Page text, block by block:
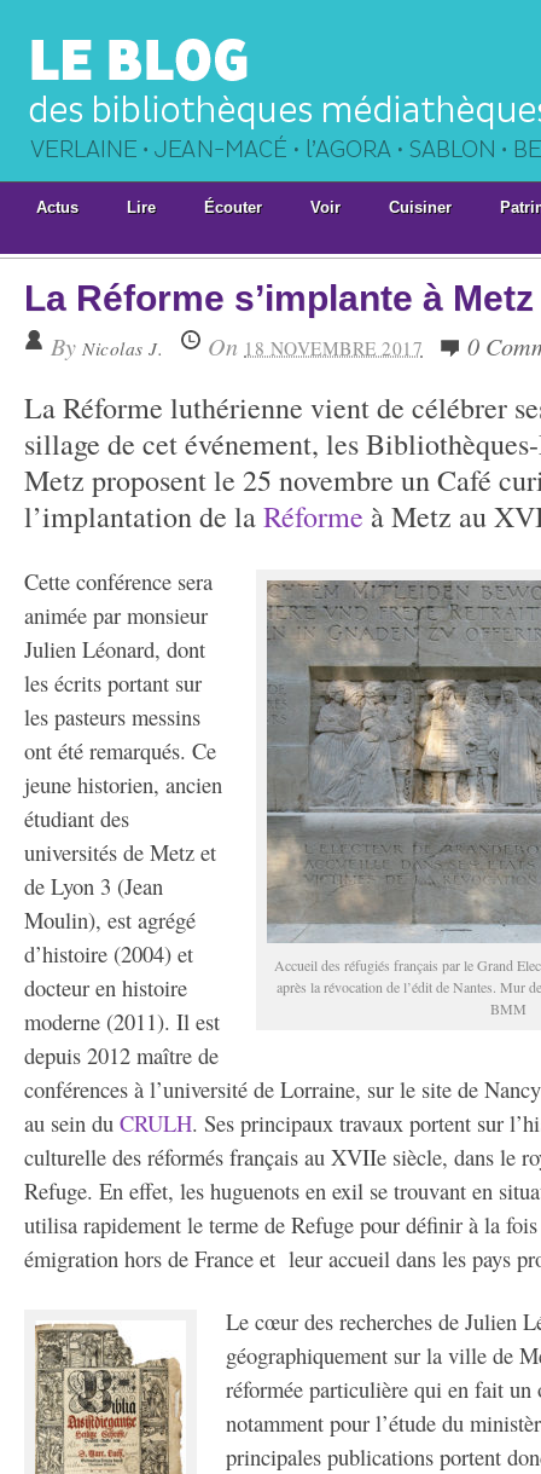
Actus Lire Écouter Voir Cuisiner
La Réforme s’implante à Metz
By Nicolas J. On 18 NOVEMBRE 2017 0
La Réforme luthérienne vient de célébrer
sillage de cet événement, les
Metz proposent le 25 novembre un Café
l’implantation de laRéforme à Metz au
Accueil des réfugiés français par le Grand
après la révocation de l’édit de Nantes. Mur
BMM
Cette conférence sera
animée par monsieur
Julien Léonard, dont
les écrits portant sur
les pasteurs messins
ont été remarqués. Ce
jeune historien, ancien
étudiant des
universités de Metz et
de Lyon 3 (Jean
Moulin), est agrégé
d’histoire (2004) et
docteur en histoire
moderne (2011). Il est
depuis 2012 maître de
conférences à l’université de Lorraine, sur le site de
au sein du CRULH. Ses principaux travaux portent sur
culturelle des réformés français au XVIIe siècle, dans le
Refuge. En effet, les huguenots en exil se trouvant en
utilisa rapidement le terme de Refuge pour définir à la
émigration hors de France et leur accueil dans les pays
Le cœur des recherches de Julien
géographiquement sur la ville de
réformée particulière qui en fait
notamment pour l’étude du
principales publications portent